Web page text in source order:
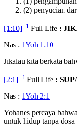
(2) penyucian
[1:10] 1 Full Life :
Nas : 1Yoh 1:10
Jikalau kita berkata
[2:1] 1 Full Life :
Nas : 1Yoh 2:1
Yohanes percaya
untuk hidup tanpa dosa